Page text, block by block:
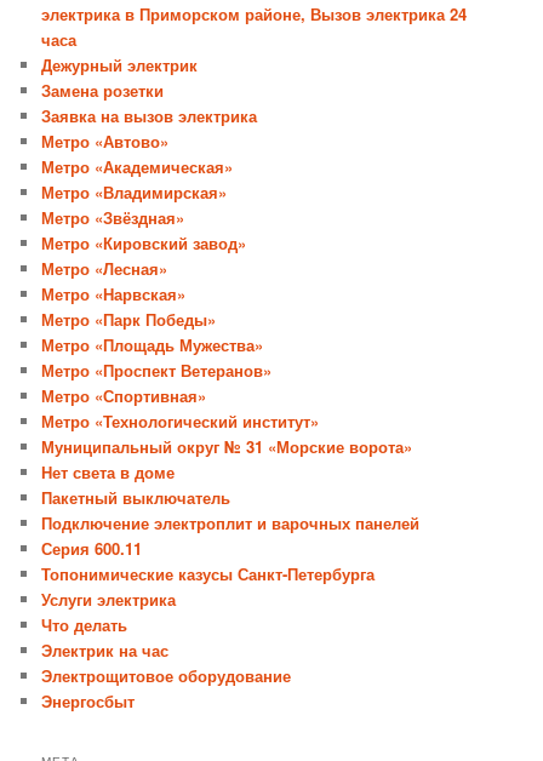
электрика в Приморском районе, Вызов электрика 24
часа
Дежурный электрик
Замена розетки
Заявка на вызов электрика
Метро «Автово»
Метро «Академическая»
Метро «Владимирская»
Метро «Звёздная»
Метро «Кировский завод»
Метро «Лесная»
Метро «Нарвская»
Метро «Парк Победы»
Метро «Площадь Мужества»
Метро «Проспект Ветеранов»
Метро «Спортивная»
Метро «Технологический институт»
Муниципальный округ № 31 «Морские ворота»
Нет света в доме
Пакетный выключатель
Подключение электроплит и варочных панелей
Серия 600.11
Топонимические казусы Санкт-Петербурга
Услуги электрика
Что делать
Электрик на час
Электрощитовое оборудование
Энергосбыт